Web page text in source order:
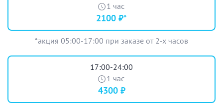
1 час
2100 ₽*
*акция 05:00-17:00 при заказе от 2-х часов
17:00-24:00
1 час
4300 ₽